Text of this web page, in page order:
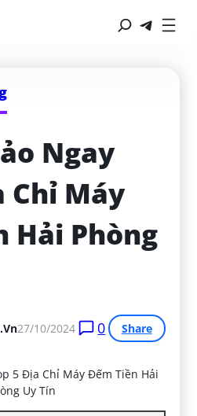
Ngay
Chỉ Máy
Hải Phòng
27/10/2024 0 Share